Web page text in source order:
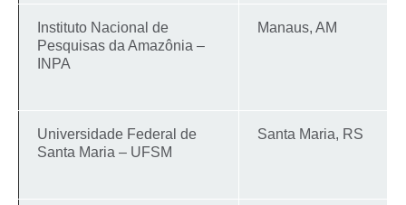
Instituto Nacional de
Pesquisas da Amazônia –
INPA
Manaus, AM
Universidade Federal de
Santa Maria – UFSM
Santa Maria, RS